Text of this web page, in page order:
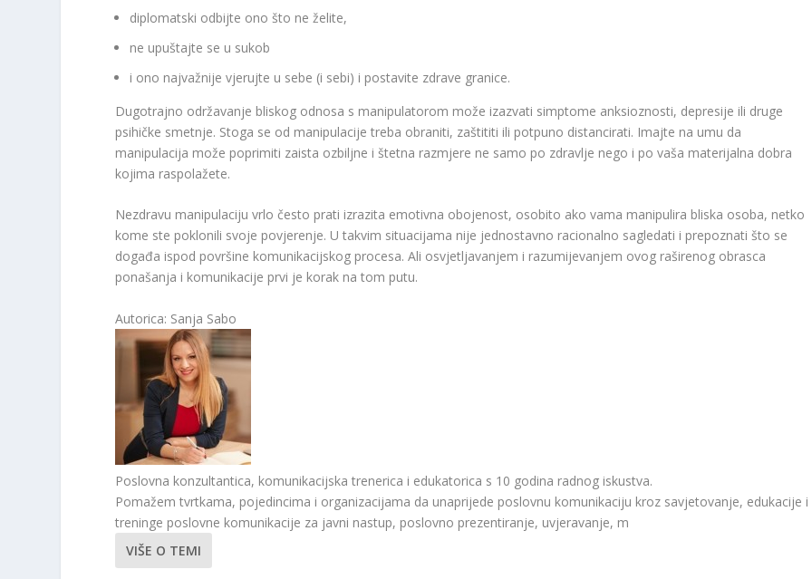
diplomatski odbijte ono što ne želite,
ne upuštajte se u sukob
i ono najvažnije vjerujte u sebe (i sebi) i postavite zdrave granice.
Dugotrajno održavanje bliskog odnosa s manipulatorom može izazvati simptome anksioznosti, depresije ili druge
psihičke smetnje. Stoga se od manipulacije treba obraniti, zaštititi ili potpuno distancirati. Imajte na umu da
manipulacija može poprimiti zaista ozbiljne i štetna razmjere ne samo po zdravlje nego i po vaša materijalna dobra
kojima raspolažete.
Nezdravu manipulaciju vrlo često prati izrazita emotivna obojenost, osobito ako vama manipulira bliska osoba, netko
kome ste poklonili svoje povjerenje. U takvim situacijama nije jednostavno racionalno sagledati i prepoznati što se
događa ispod površine komunikacijskog procesa. Ali osvjetljavanjem i razumijevanjem ovog raširenog obrasca
ponašanja i komunikacije prvi je korak na tom putu.
Autorica: Sanja Sabo
Poslovna konzultantica, komunikacijska trenerica i edukatorica s 10 godina radnog iskustva.
Pomažem tvrtkama, pojedincima i organizacijama da unaprijede poslovnu komunikaciju kroz savjetovanje, edukacije i
treninge poslovne komunikacije za javni nastup, poslovno prezentiranje, uvjeravanje, m
VIŠE O TEMI